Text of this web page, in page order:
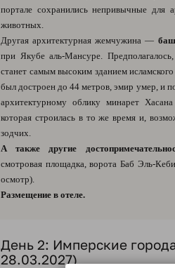
портале сохранились непривычные для
животных.
Другая архитектурная жемчужина —
при Якубе аль-Мансуре.
станет самым высоким зданием
был достроен до 44 метров, эмир умер, и
архитектурному облику минарет
которая строилась в то же время и,
зодчих.
А также другие
смотровая площадка, ворота Баб Эль-
осмотр).
Размещение в отеле.
День 2: Имперские
28.03.2027)